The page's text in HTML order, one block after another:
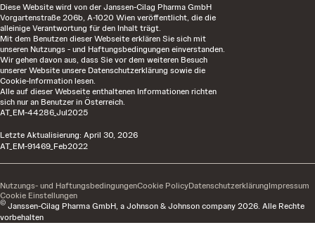
Diese Website wird von der Janssen-Cilag Pharma GmbH
Vorgartenstraße 206b, A-1020 Wien veröffentlicht, die die
alleinige Verantwortung für den Inhalt trägt.
Mit dem Benutzen dieser Webseite erklären Sie sich mit
unseren Nutzungs - und Haftungsbedingungen einverstanden.
Wir gehen davon aus, dass Sie vor dem weiteren Besuch
unserer Website unsere Datenschutzerklärung sowie die
Cookie-Information lesen.
Alle auf dieser Webseite enthaltenen Informationen richten
sich nur an Benutzer in Österreich.
AT_EM-44286_Jul2025
Letzte Aktualisierung: April 30, 2026
AT_EM-91469_Feb2022
© Janssen-Cilag Pharma GmbH, a Johnson & Johnson company 2026. Alle Rechte
vorbehalten
Nutzungs- und HaftungsbedingungenCookie PolicyDatenschutzerklärungImpressum
Cookie Einstellungen